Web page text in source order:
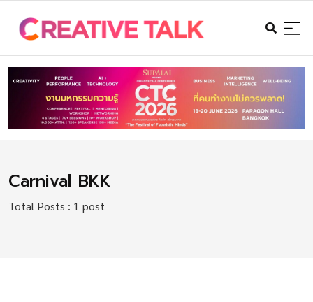
Carnival BKK
Total Posts : 1 post